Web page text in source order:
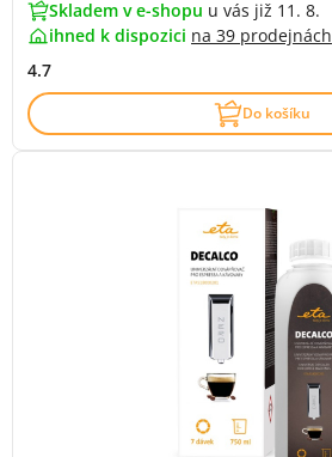
Skladem v e-shopu u vás již 11. 8.
ihned k dispozici na 39 prodejnách
4.7
Do košíku